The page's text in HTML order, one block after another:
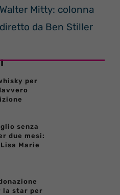
Mitty: colonna
da Ben Stiller
per
senza
due mesi:
Marie
la star per